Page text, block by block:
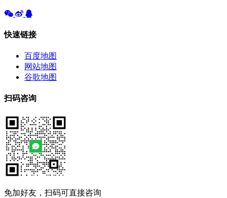
快速链接
百度地图
网站地图
谷歌地图
扫码咨询
免加好友，扫码可直接咨询